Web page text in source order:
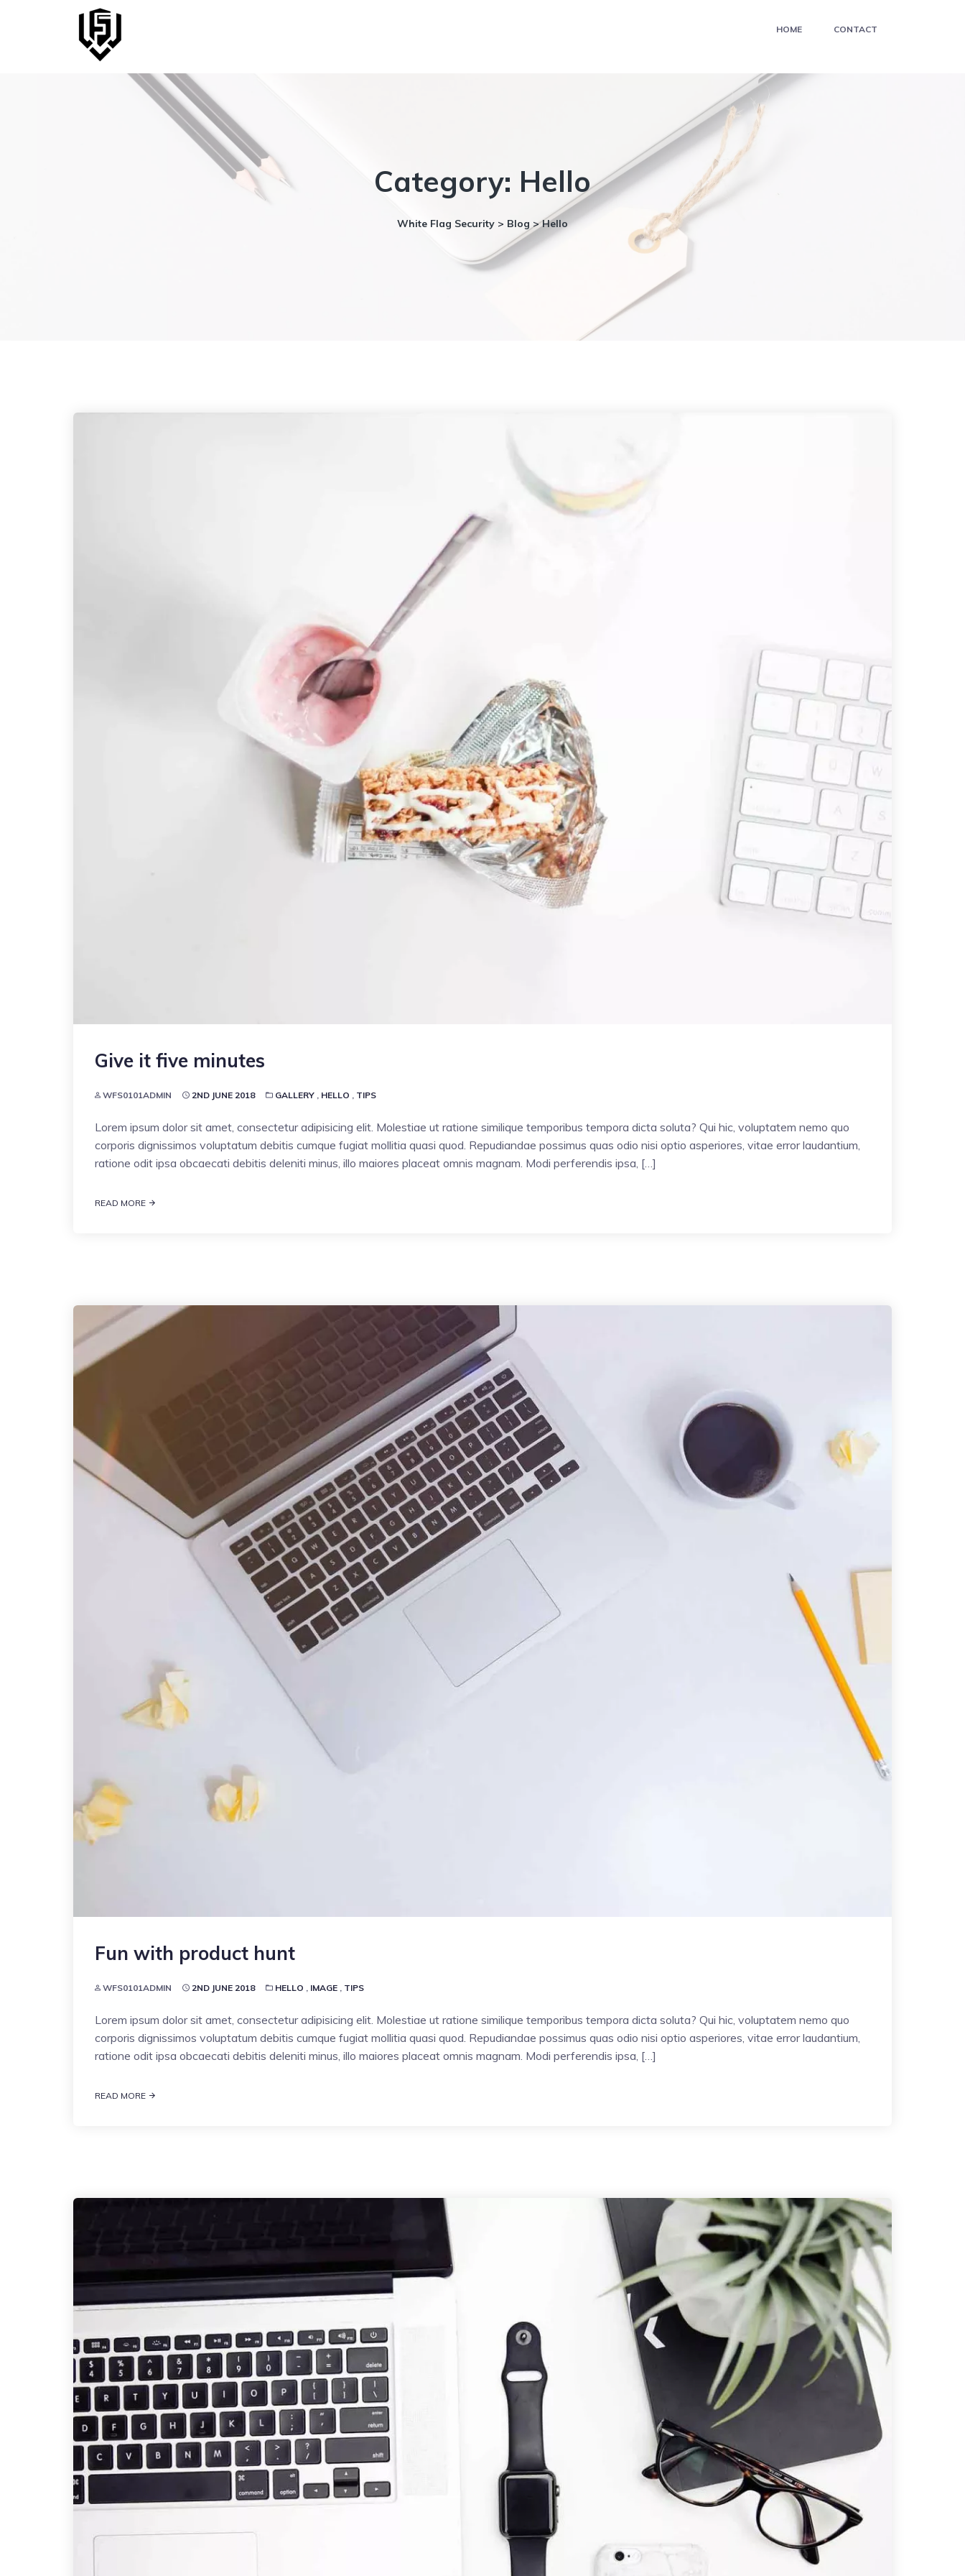
HOME CONTACT
Category: Hello
White Flag Security > Blog >Hello
Give it five minutes
WFS0101ADMIN 2ND JUNE 2018 GALLERY , HELLO , TIPS
Lorem ipsum dolor sit amet, consectetur adipisicing elit. Molestiae ut ratione similique temporibus tempora dicta soluta? Qui hic, voluptatem nemo quo
corporis dignissimos voluptatum debitis cumque fugiat mollitia quasi quod. Repudiandae possimus quas odio nisi optio asperiores, vitae error laudantium,
ratione odit ipsa obcaecati debitis deleniti minus, illo maiores placeat omnis magnam. Modi perferendis ipsa, […]
READ MORE
Fun with product hunt
WFS0101ADMIN 2ND JUNE 2018 HELLO , IMAGE , TIPS
Lorem ipsum dolor sit amet, consectetur adipisicing elit. Molestiae ut ratione similique temporibus tempora dicta soluta? Qui hic, voluptatem nemo quo
corporis dignissimos voluptatum debitis cumque fugiat mollitia quasi quod. Repudiandae possimus quas odio nisi optio asperiores, vitae error laudantium,
ratione odit ipsa obcaecati debitis deleniti minus, illo maiores placeat omnis magnam. Modi perferendis ipsa, […]
READ MORE